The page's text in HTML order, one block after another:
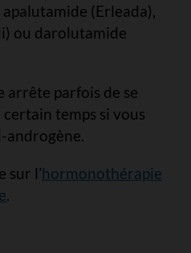
(Erleada),
ou darolutamide
arrête parfois de se
temps si vous
androgène.
sur l’hormonothérapie
.